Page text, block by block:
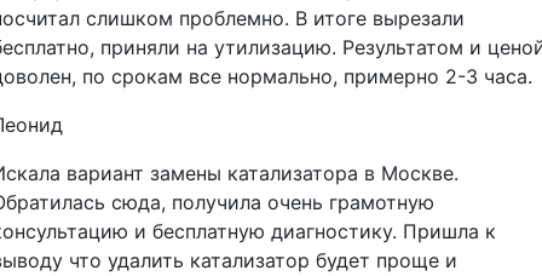
слишком проблемно. В итоге вырезали
приняли на утилизацию. Результатом и
по срокам все нормально, примерно 2-3 часа.
вариант замены катализатора в Москве.
сюда, получила очень грамотную
и бесплатную диагностику. Пришла к
что удалить катализатор будет проще и